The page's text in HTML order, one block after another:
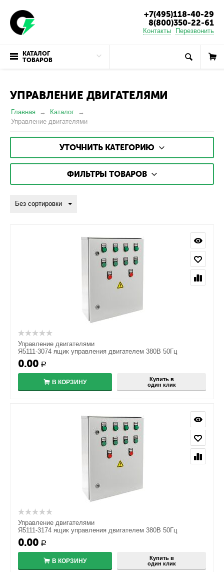
+7(495)118-40-29
8(800)350-22-61
Контакты Перезвонить
КАТАЛОГ
ТОВАРОВ
УПРАВЛЕНИЕ ДВИГАТЕЛЯМИ
Главная
Каталог
Управление двигателями
УТОЧНИТЬ КАТЕГОРИЮ
ФИЛЬТРЫ ТОВАРОВ
Без сортировки
Управление двигателями
Я5111-3074 ящик управления двигателем 380В 50Гц
0.00 Р
В КОРЗИНУ
Купить в
один клик
Управление двигателями
Я5111-3174 ящик управления двигателем 380В 50Гц
0.00 Р
В КОРЗИНУ
Купить в
один клик